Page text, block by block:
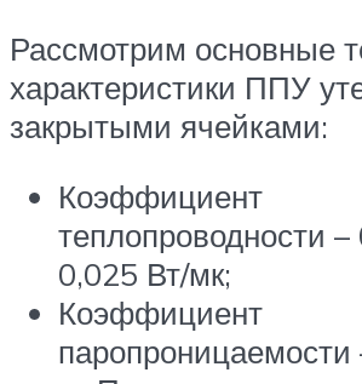
Рассмотрим основные
характеристики ППУ
закрытыми ячейками:
Коэффициент
теплопроводности
0,025 Вт/мк;
Коэффициент
паропроницаемости